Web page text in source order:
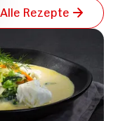
Alle Rezepte